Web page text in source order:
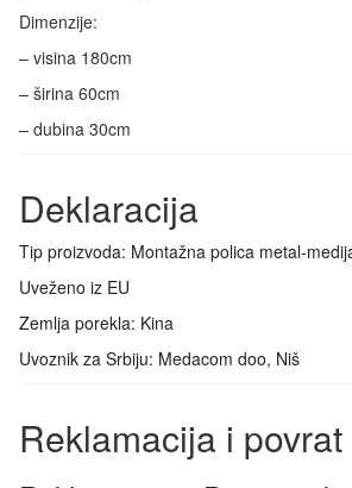
Dimenzije:
– visina 180cm
– širina 60cm
– dubina 30cm
Deklaracija
Tip proizvoda: Montažna polica metal-
Uveženo iz EU
Zemlja porekla: Kina
Uvoznik za Srbiju: Medacom doo, Niš
Reklamacija i